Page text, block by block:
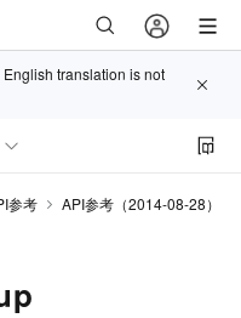
translation is not
参考
API参考（2014-08-28）